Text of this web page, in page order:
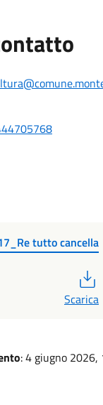
tutto cancella
Scarica
: 4 giugno 2026,